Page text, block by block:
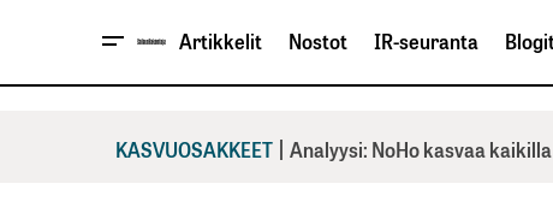
Artikkelit Nostot IR-seuranta
KASVUOSAKKEET | Analyysi: NoHo kasvaa